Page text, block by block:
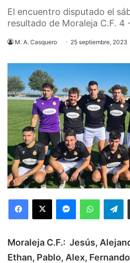
El encuentro disputado el
resultado de Moraleja C.F. 4
M. A. Casquero 25 septiembre, 2023
Facebook
X Messenger
Moraleja C.F.: Jesús,
Ethan, Pablo, Alex,